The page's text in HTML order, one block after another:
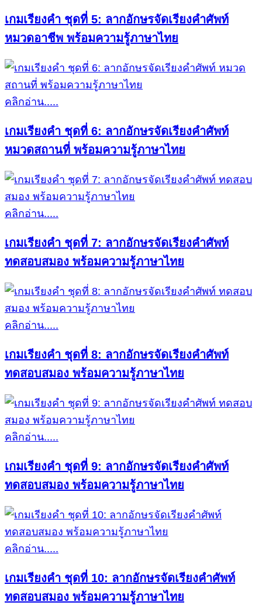
เกมเรียงคำ ชุดที่ 5: ลากอักษรจัดเรียงคำศัพท์
หมวดอาชีพ พร้อมความรู้ภาษาไทย
คลิกอ่าน.....
เกมเรียงคำ ชุดที่ 6: ลากอักษรจัดเรียงคำศัพท์
หมวดสถานที่ พร้อมความรู้ภาษาไทย
คลิกอ่าน.....
เกมเรียงคำ ชุดที่ 7: ลากอักษรจัดเรียงคำศัพท์
ทดสอบสมอง พร้อมความรู้ภาษาไทย
คลิกอ่าน.....
เกมเรียงคำ ชุดที่ 8: ลากอักษรจัดเรียงคำศัพท์
ทดสอบสมอง พร้อมความรู้ภาษาไทย
คลิกอ่าน.....
เกมเรียงคำ ชุดที่ 9: ลากอักษรจัดเรียงคำศัพท์
ทดสอบสมอง พร้อมความรู้ภาษาไทย
คลิกอ่าน.....
เกมเรียงคำ ชุดที่ 10: ลากอักษรจัดเรียงคำศัพท์
ทดสอบสมอง พร้อมความรู้ภาษาไทย